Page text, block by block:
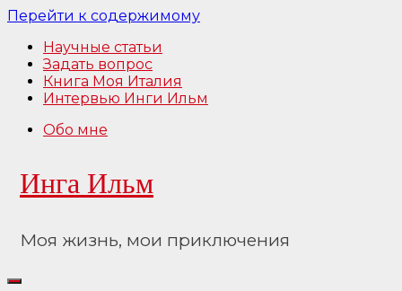
Перейти к содержимому
Научные статьи
Задать вопрос
Книга Моя Италия
Интервью Инги Ильм
Обо мне
Инга Ильм
Моя жизнь, мои приключения